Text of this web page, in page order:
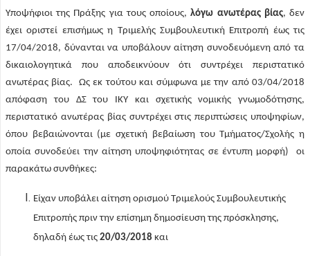
Υποψήφιοι της Πράξης για τους οποίους,λόγω ανωτέρας βίας, δεν
έχει οριστεί επισήμως η Τριμελής Συμβουλευτική Επιτροπή έως τις
17/04/2018, δύνανται να υποβάλουν αίτηση συνοδευόμενη από τα
δικαιολογητικά που αποδεικνύουν ότι συντρέχει περιστατικό
ανωτέρας βίας. Ως εκ τούτου και σύμφωνα με την από 03/04/2018
απόφαση του ΔΣ του ΙΚΥ και σχετικής νομικής γνωμοδότησης,
περιστατικό ανωτέρας βίας συντρέχει στις περιπτώσεις υποψηφίων,
όπου βεβαιώνονται (με σχετική βεβαίωση του Τμήματος/Σχολής η
οποία συνοδεύει την αίτηση υποψηφιότητας σε έντυπη μορφή) οι
παρακάτω συνθήκες:
Είχαν υποβάλει αίτηση ορισμού Τριμελούς Συμβουλευτικής
Επιτροπής πριν την επίσημη δημοσίευση της πρόσκλησης,
δηλαδή έως τις 20/03/2018 και